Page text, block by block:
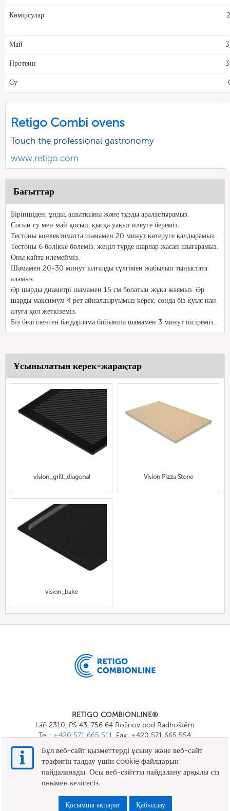
Көмірсулар
Май
Протеин
Су
Retigo Combi ovens
Touch the professional gastronomy
www.retigo.com
Бағыттар
Біріншіден, ұнды, ашытқыны және тұзды араластырамыз.
Сосын су мен май қосып, қысқа уақыт илеуге береміз.
Тестоны конвектоматта шамамен 20 минут көтеруге қалдырамыз.
Тестоны 6 бөлікке бөлеміз, жеңіл түрде шарлар жасап шығарамыз.
Оны қайта илемейміз.
Шамамен 20-30 минут ылғалды сүлгімен жабылып тыныстата
аламыз.
Әр шарды диаметрі шамамен 15 см болатын жұқа жаямыз. Әр
шарды максимум 4 рет айналдыруымыз керек, сонда біз қуыс нан
алуға қол жеткіземіз.
Біз белгіленген бағдарлама бойынша шамамен 3 минут пісіреміз.
Ұсынылатын керек-жарақтар
vision_grill_diagonal Vision Pizza Stone
vision_bake
RETIGO COMBIONLINE®
Láň 2310, PS 43, 756 64 Rožnov pod Radhoštěm
Tel.:+420 571 665 511, Fax: +420 571 665 554
OnlineMenu
ЕРЕЖЕЛЕР МЕН ШАРТТАР
Бұл веб-сайт қызметтерді ұсыну және веб-сайт
трафигін талдау үшін cookie файлдарын
пайдаланады. Осы веб-сайтты пайдалану арқылы сіз
онымен келісесіз.
Қосымша ақпарат Қабылдау